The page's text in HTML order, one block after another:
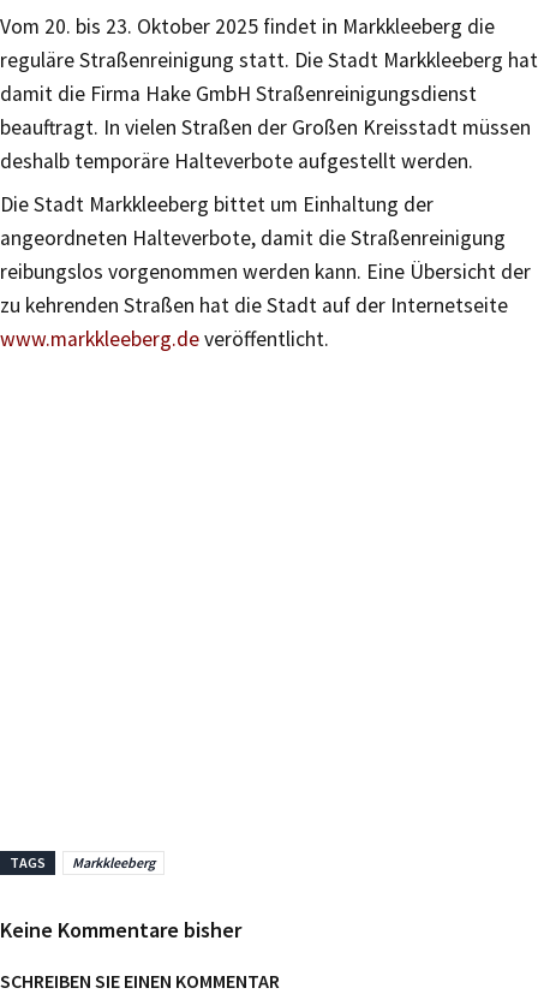
Vom 20. bis 23. Oktober 2025 findet in Markkleeberg die
reguläre Straßenreinigung statt. Die Stadt Markkleeberg hat
damit die Firma Hake GmbH Straßenreinigungsdienst
beauftragt. In vielen Straßen der Großen Kreisstadt müssen
deshalb temporäre Halteverbote aufgestellt werden.
Die Stadt Markkleeberg bittet um Einhaltung der
angeordneten Halteverbote, damit die Straßenreinigung
reibungslos vorgenommen werden kann. Eine Übersicht der
zu kehrenden Straßen hat die Stadt auf der Internetseite
www.markkleeberg.deveröffentlicht.
TAGS Markkleeberg
Keine Kommentare bisher
SCHREIBEN SIE EINEN KOMMENTAR